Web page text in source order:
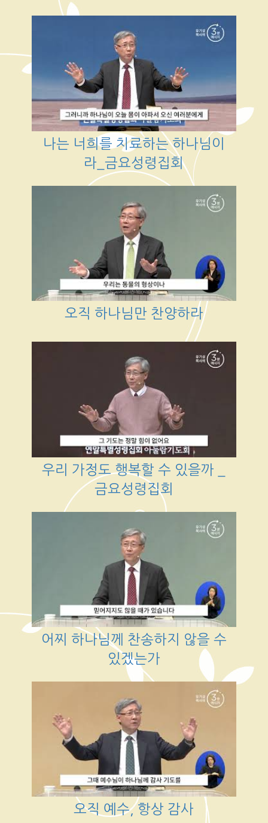
나는 너희를 치료하는 하나님이
라_금요성령집회
오직 하나님만 찬양하라
우리 가정도 행복할 수 있을까 _
금요성령집회
어찌 하나님께 찬송하지 않을 수
있겠는가
오직 예수, 항상 감사